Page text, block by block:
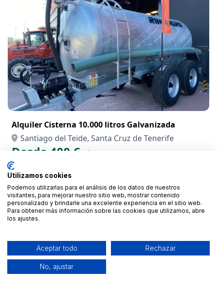
Alquiler Cisterna 10.000 litros Galvanizada
Santiago del Teide, Santa Cruz de Tenerife
Desde 400 € /día
Utilizamos cookies
Podemos utilizarlas para el análisis de los datos de nuestros
visitantes, para mejorar nuestro sitio web, mostrar contenido
personalizado y brindarle una excelente experiencia en el sitio web.
Para obtener más información sobre las cookies que utilizamos, abre
los ajustes.
Aceptar todo Rechazar
No, ajustar